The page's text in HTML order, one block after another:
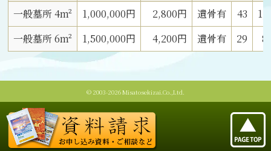
一般墓所 4m² 1,000,000円 2,800円 遺骨有 43
一般墓所 6m²
1,500,000円 4,200円 遺骨有 29
© 2003-2026 Misatosekizai.Co.,Ltd.